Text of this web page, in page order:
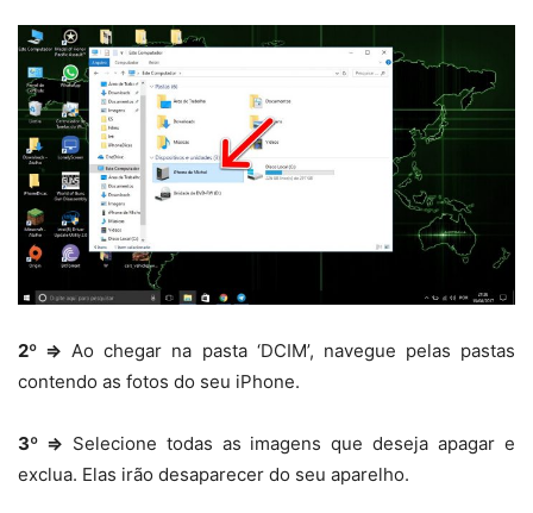
2º ⇒ Ao chegar na pasta ‘DCIM’, navegue pelas pastas
contendo as fotos do seu iPhone.
3º ⇒ Selecione todas as imagens que deseja apagar e
exclua. Elas irão desaparecer do seu aparelho.